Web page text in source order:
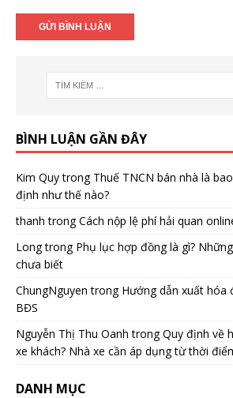
BÌNH LUẬN GẦN ĐÂY
Kim Quytrong Thuế TNCN bán nhà là
định như thế nào?
thanh trongCách nộp lệ phí hải quan
Longtrong Phụ lục hợp đồng là gì?
chưa biết
ChungNguyen trong Hướng dẫn xuất hóa
BĐS
Nguyễn Thị Thu Oanh trongQuy định về
xe khách? Nhà xe cần áp dụng từ thời
DANH MỤC